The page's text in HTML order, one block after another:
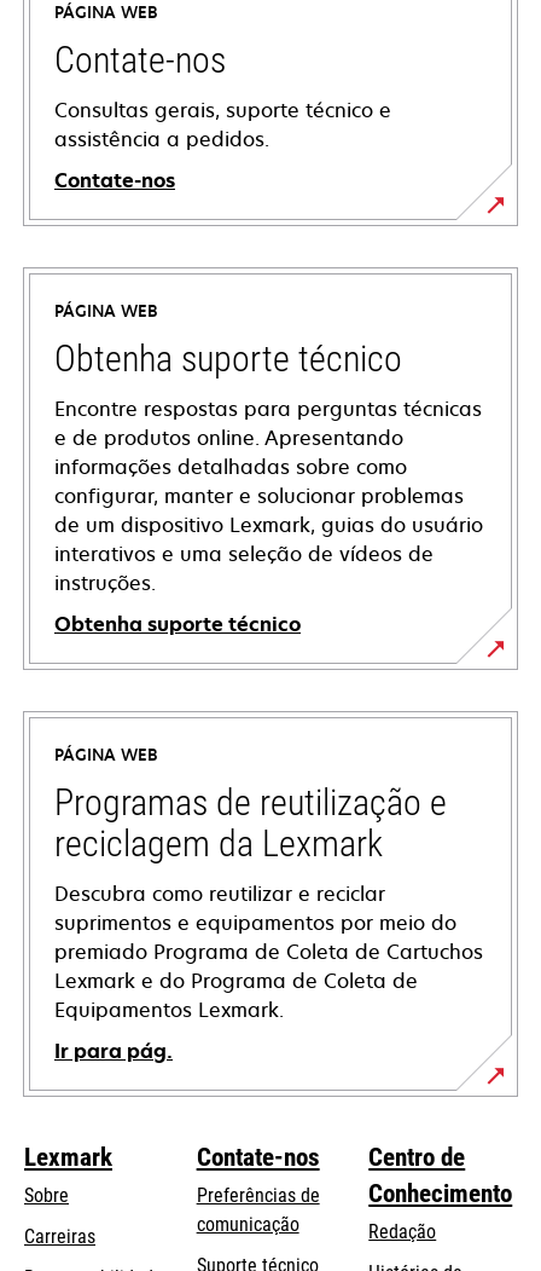
PÁGINA WEB
Contate-nos
Consultas gerais, suporte técnico e
assistência a pedidos.
Contate-nos
PÁGINA WEB
Obtenha suporte técnico
Encontre respostas para perguntas técnicas
e de produtos online. Apresentando
informações detalhadas sobre como
configurar, manter e solucionar problemas
de um dispositivo Lexmark, guias do usuário
interativos e uma seleção de vídeos de
instruções.
Obtenha suporte técnico
opens
in
new
tab
PÁGINA WEB
Programas de reutilização e
reciclagem da Lexmark
Descubra como reutilizar e reciclar
suprimentos e equipamentos por meio do
premiado Programa de Coleta de Cartuchos
Lexmark e do Programa de Coleta de
Equipamentos Lexmark.
Ir para pág.
Lexmark
Sobre
Carreiras
Contate-nos
Preferências de
comunicação
Suporte técnicoopens
Centro de
Conhecimento
Redação